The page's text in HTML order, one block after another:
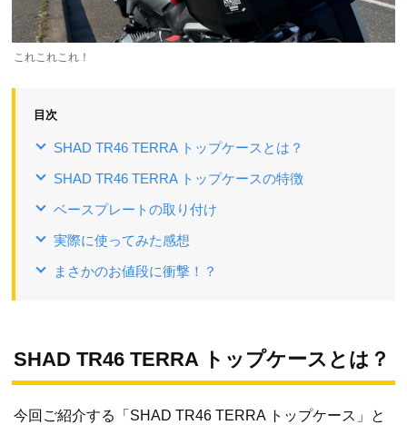
これこれこれ！
目次
SHAD TR46 TERRA トップケースとは？
SHAD TR46 TERRA トップケースの特徴
ベースプレートの取り付け
実際に使ってみた感想
まさかのお値段に衝撃！？
SHAD TR46 TERRA トップケースとは？
今回ご紹介する「SHAD TR46 TERRA トップケース」と